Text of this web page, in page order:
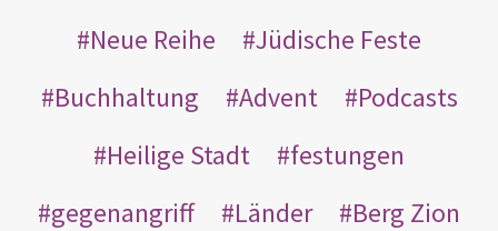
Neue Reihe
Jüdische Feste
Buchhaltung
Advent
Podcasts
Heilige Stadt
festungen
gegenangriff
Länder
Berg Zion